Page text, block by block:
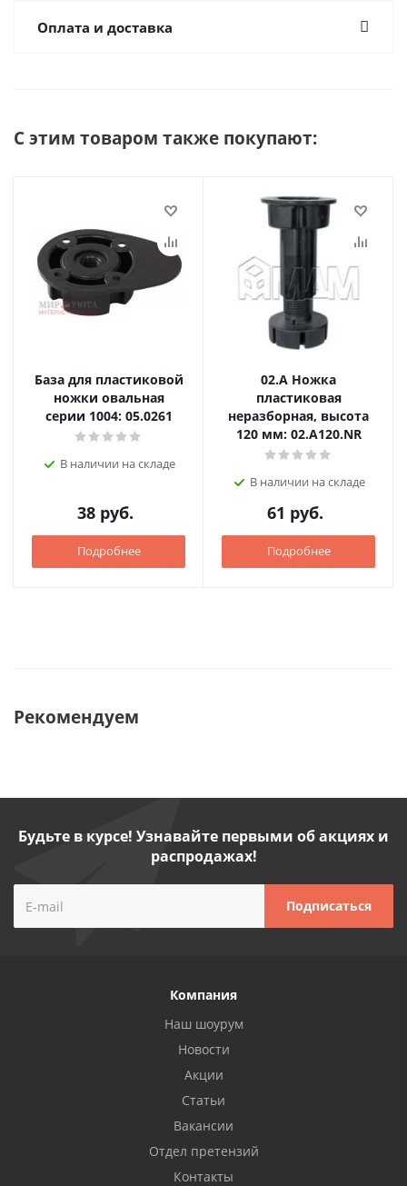
Оплата и доставка
С этим товаром также покупают:
База для пластиковой
ножки овальная
серии 1004: 05.0261
В наличии на складе
38 руб.
Подробнее
02.А Ножка
пластиковая
неразборная, высота
120 мм: 02.A120.NR
В наличии на складе
61 руб.
Подробнее
Рекомендуем
Будьте в курсе! Узнавайте первыми об акциях и
распродажах!
Компания
Наш шоурум
Новости
Акции
Статьи
Вакансии
Отдел претензий
Контакты